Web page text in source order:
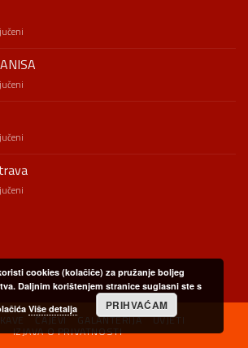
KAVE ČAJEVI GALANTERIJA UVJETI
IZJAVA O PRIVATNOSTI
cookies (kolačiče) za pružanje boljeg
Daljnim korištenjem stranice suglasni ste s
Više detalja PRIHVAĆAM